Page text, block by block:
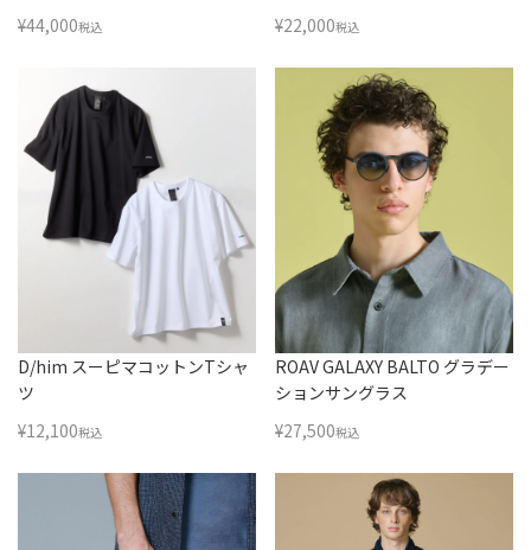
¥44,000税込
¥22,000税込
D/him スーピマコットンTシャ
ツ
¥12,100税込
ROAV GALAXY BALTO グラデー
ションサングラス
¥27,500税込